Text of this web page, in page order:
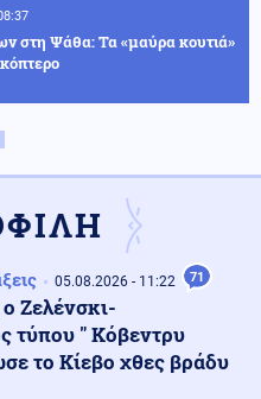
στη Ψάθα: Τα «μαύρα κουτιά»
κάτω από τα 80
Ιράν – Ομάν
05.08.2026 - 11:22 71
Ζελένσκι-
τύπου " Κόβεντρυ
το Κίεβο χθες βράδυ